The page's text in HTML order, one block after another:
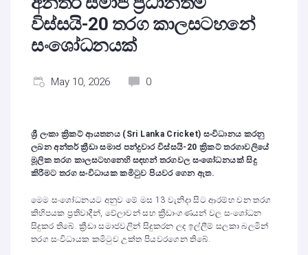
විස්සයි-20 තරග කාලසටහනේ
සංශෝධනයක්
May 10, 2026 0
ශ්‍රී ලංකා ක්‍රිකට් ආයතනය (Sri Lanka Cricket) සංවිධානය කරනු
ලබන අන්තර් ක්‍රීඩා සමාජ පන්දුවාර විස්සයි-20 ක්‍රිකට් තරගාවලියේ
මූලික තරග කාලසටහනෙහි සඳහන් තරගවල සංශෝධනයක් සිදු
කිරීමට තරග සංවිධායක කමිටුව පියවර ගෙන ඇත.
මෙම සංශෝධනයට අනුව මේ මස 13 වැනිදා සිට ආරම්භ වන තරග
කිහිපයක ප්‍රතිවාදීන්, වේලාවන් සහ ක්‍රීඩාංගණයන් වල සංශෝධන
සිදුකර තිබේ. ක්‍රීඩා සමාජවලින් සිදුකරන ලද ඉල්ලීම් සලකා බලමින්
තරග සංවිධායක කමිටුව උක්ත පියවරගෙන තිබේ.